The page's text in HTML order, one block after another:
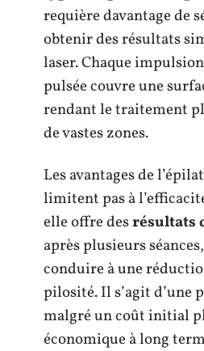
requière davantage de
obtenir des résultats
laser. Chaque
pulsée couvre une
rendant le traitement
de vastes zones.
Les avantages de
limitent pas à
elle offre desrésultats
après plusieurs
conduire à une
pilosité. Il s’agit d’une
malgré un coût initial
économique à long